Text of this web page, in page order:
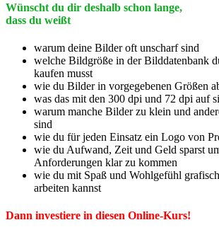
Wünscht du dir deshalb schon lange,
dass du weißt
warum deine Bilder oft unscharf sind
welche Bildgröße in der Bilddatenbank
kaufen musst
wie du Bilder in vorgegebenen Größen
was das mit den 300 dpi und 72 dpi auf
warum manche Bilder zu klein und
sind
wie du für jeden Einsatz ein Logo von
wie du Aufwand, Zeit und Geld sparst
Anforderungen klar zu kommen
wie du mit Spaß und Wohlgefühl
arbeiten kannst
Dann investiere in diesen Online-Kurs!